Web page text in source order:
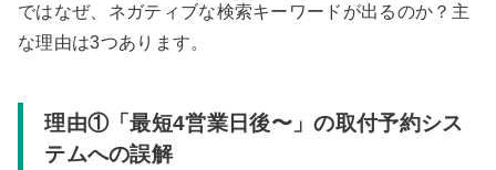
ではなぜ、ネガティブな検索キーワードが出るのか？主
な理由は3つあります。
理由①「最短4営業日後〜」の取付予約シス
テムへの誤解